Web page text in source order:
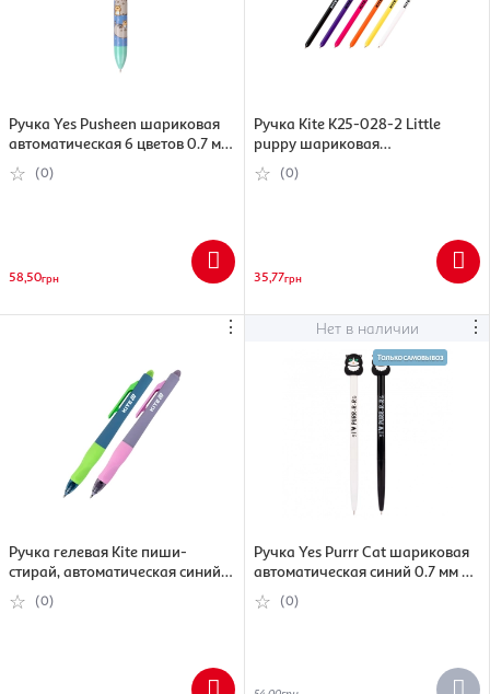
Ручка Yes Pusheen шариковая
автоматическая 6 цветов 0.7 мм
( 412267)
(0)
58,50грн
Ручка Kite K25-028-2 Little
puppy шариковая
автоматическая синий в
ассортименте (4063276334107)
(0)
35,77грн
⋮
Ручка гелевая Kite пиши-
стирай, автоматическая синий,
0.5 мм (4063276333292)
(0)
Нет в наличии ⋮
Ручка Yes Purrr Cat шариковая
автоматическая синий 0.7 мм в
ассортименте (412107)
(0)